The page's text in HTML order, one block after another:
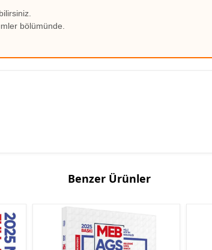
bölümünde.
Benzer Ürünler